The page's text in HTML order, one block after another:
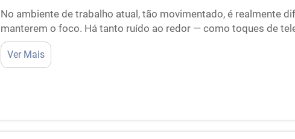
No ambiente de trabalho atual, tão movimentado, é realmente
manterem o foco. Há tanto ruído ao redor — como toques de
máquinas em funcionamento — que isso dificulta pensar com
É por isso que as cabines acústicas para escritório estão
Ver Mais